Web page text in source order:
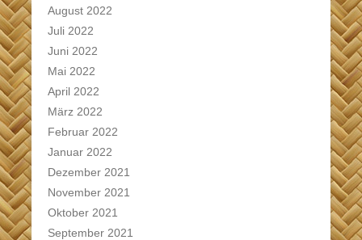
August 2022
Juli 2022
Juni 2022
Mai 2022
April 2022
März 2022
Februar 2022
Januar 2022
Dezember 2021
November 2021
Oktober 2021
September 2021